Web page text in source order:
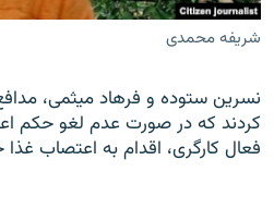
شریفه محمدی
نسرین ستوده و فرهاد میثمی،
کردند که در صورت عدم لغو حکم
فعال کارگری، اقدام به اعتصاب